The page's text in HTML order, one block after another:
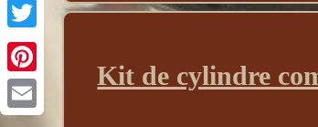
Kit de cylindre